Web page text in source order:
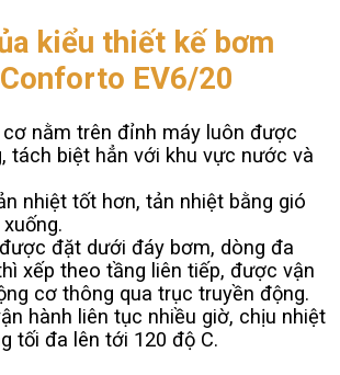
kiểu thiết kế bơm
EV6/20
cơ nằm trên đỉnh máy luôn được
tách biệt hẳn với khu vực nước và
nhiệt tốt hơn, tản nhiệt bằng gió
đặt dưới đáy bơm, dòng đa
xếp theo tầng liên tiếp, được vận
cơ thông qua trục truyền động.
hành liên tục nhiều giờ, chịu nhiệt
tối đa lên tới 120 độ C.